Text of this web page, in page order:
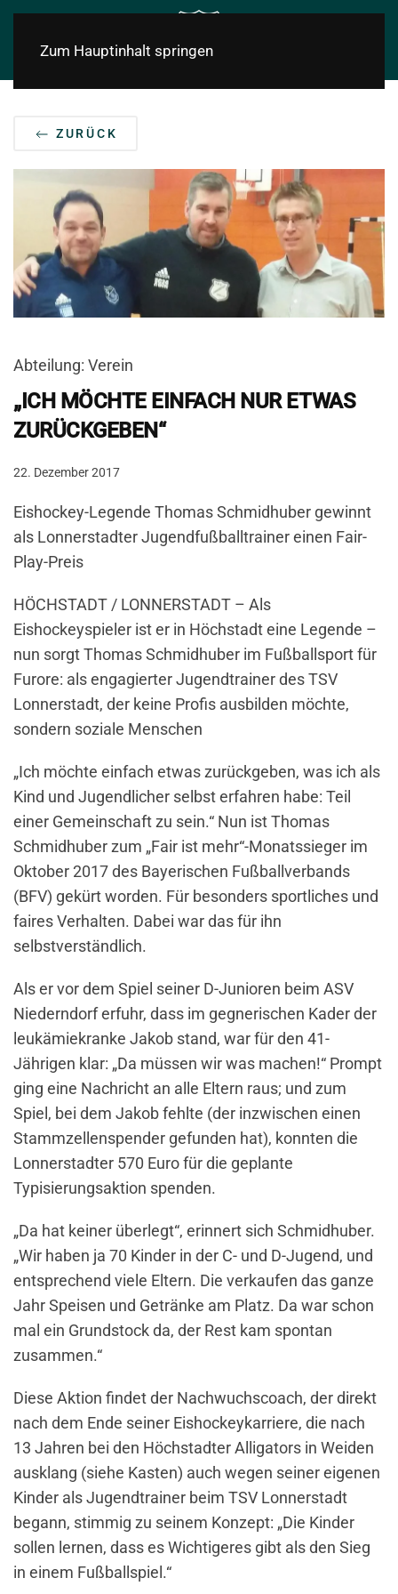
Zum Hauptinhalt springen
ZURÜCK
Abteilung: Verein
„ICH MÖCHTE EINFACH NUR ETWAS
ZURÜCKGEBEN“
22. Dezember 2017
Eishockey-Legende Thomas Schmidhuber gewinnt
als Lonnerstadter Jugendfußballtrainer einen Fair-
Play-Preis
HÖCHSTADT / LONNERSTADT – Als
Eishockeyspieler ist er in Höchstadt eine Legende –
nun sorgt Thomas Schmidhuber im Fußballsport für
Furore: als engagierter Jugendtrainer des TSV
Lonnerstadt, der keine Profis ausbilden möchte,
sondern soziale Menschen
„Ich möchte einfach etwas zurückgeben, was ich als
Kind und Jugendlicher selbst erfahren habe: Teil
einer Gemeinschaft zu sein.“ Nun ist Thomas
Schmidhuber zum „Fair ist mehr“-Monatssieger im
Oktober 2017 des Bayerischen Fußballverbands
(BFV) gekürt worden. Für besonders sportliches und
faires Verhalten. Dabei war das für ihn
selbstverständlich.
Als er vor dem Spiel seiner D-Junioren beim ASV
Niederndorf erfuhr, dass im gegnerischen Kader der
leukämiekranke Jakob stand, war für den 41-
Jährigen klar: „Da müssen wir was machen!“ Prompt
ging eine Nachricht an alle Eltern raus; und zum
Spiel, bei dem Jakob fehlte (der inzwischen einen
Stammzellenspender gefunden hat), konnten die
Lonnerstadter 570 Euro für die geplante
Typisierungsaktion spenden.
„Da hat keiner überlegt“, erinnert sich Schmidhuber.
„Wir haben ja 70 Kinder in der C- und D-Jugend, und
entsprechend viele Eltern. Die verkaufen das ganze
Jahr Speisen und Getränke am Platz. Da war schon
mal ein Grundstock da, der Rest kam spontan
zusammen.“
Diese Aktion findet der Nachwuchscoach, der direkt
nach dem Ende seiner Eishockeykarriere, die nach
13 Jahren bei den Höchstadter Alligators in Weiden
ausklang (siehe Kasten) auch wegen seiner eigenen
Kinder als Jugendtrainer beim TSV Lonnerstadt
begann, stimmig zu seinem Konzept: „Die Kinder
sollen lernen, dass es Wichtigeres gibt als den Sieg
in einem Fußballspiel.“